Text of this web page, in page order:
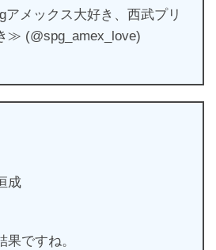
メックス大好き、西武プリ
≫ (@spg_amex_love)
成
果ですね。